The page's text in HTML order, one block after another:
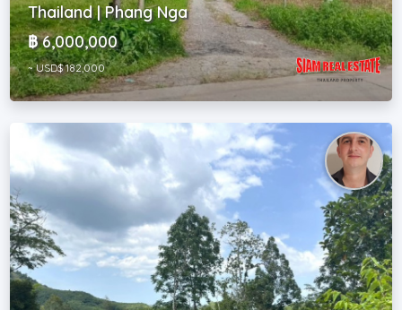
Thailand | Phang Nga
฿ 6,000,000
~ USD$ 182,000